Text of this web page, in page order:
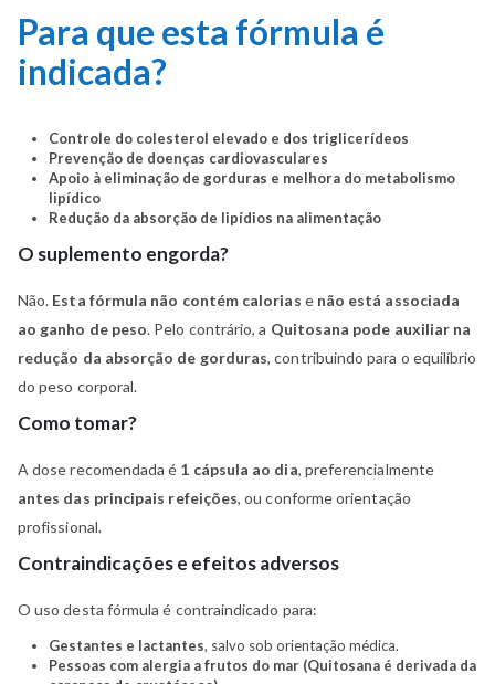
Para que esta fórmula é
indicada?
Controle do colesterol elevado e dos triglicerídeos
Prevenção de doenças cardiovasculares
Apoio à eliminação de gorduras e melhora do metabolismo
lipídico
Redução da absorção de lipídios na alimentação
O suplemento engorda?
Não. Esta fórmula não contém calorias e não está associada
ao ganho de peso. Pelo contrário, a Quitosana pode auxiliar na
redução da absorção de gorduras, contribuindo para o equilíbrio
do peso corporal.
Como tomar?
A dose recomendada é 1 cápsula ao dia, preferencialmente
antes das principais refeições, ou conforme orientação
profissional.
Contraindicações e efeitos adversos
O uso desta fórmula é contraindicado para:
Gestantes e lactantes, salvo sob orientação médica.
Pessoas com alergia a frutos do mar (Quitosana é derivada da